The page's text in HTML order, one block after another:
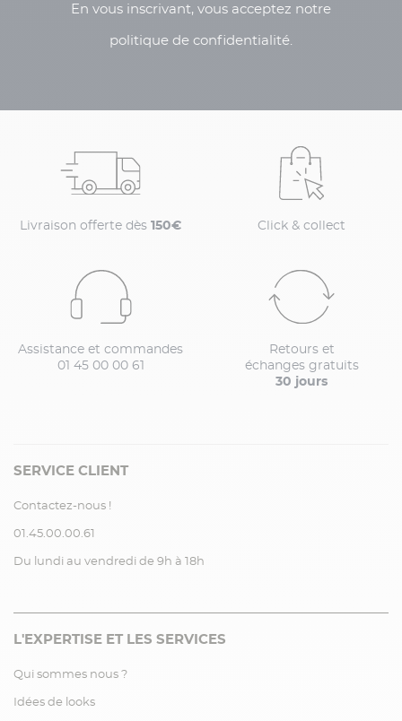
En vous inscrivant, vous acceptez notre
politique de confidentialité.
Livraison offerte dès 150€ Click & collect
Assistance et commandes
01 45 00 00 61
Retours et
échanges gratuits
30 jours
SERVICE CLIENT
Contactez-nous !
01.45.00.00.61
Du lundi au vendredi de 9h à 18h
L'EXPERTISE ET LES SERVICES
Qui sommes nous ?
Idées de looks